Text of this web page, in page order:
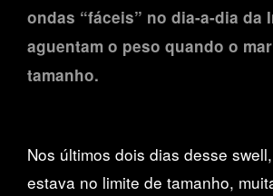
ondas “fáceis” no dia-a-dia da
aguentam o peso quando o
tamanho.
Nos últimos dois dias desse
estava no limite de tamanho,